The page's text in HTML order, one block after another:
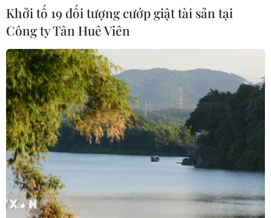
Bang Hessen của Đức mong muốn
tăng cường hợp tác với các nước
ASEAN
08/08/2026 17:11
Bạo lực súng đạn đặt ra thách thức
đối với Thái Lan
08/08/2026 12:20
59 năm ASEAN: Giữ vững đoàn kết,
Khởi tố 19 đối tượng cướp giật tài sản tại
Công ty Tân Huê Viên